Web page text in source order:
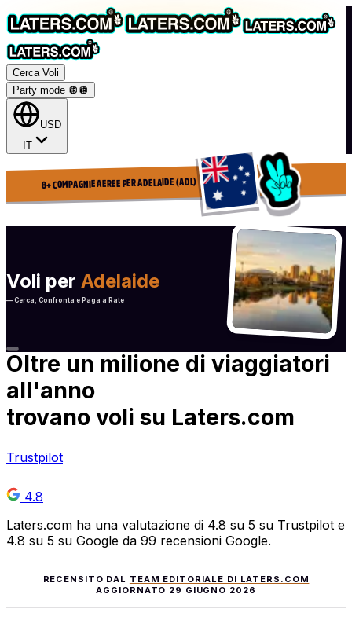
Cerca Voli
Party mode 🪩 🪩
USD
IT
8+ COMPAGNIE AEREE PER ADELAIDE (ADL)
Voli per Adelaide
— Cerca, Confronta e Paga a Rate
Oltre un milione di viaggiatori
all'anno
trovano voli su Laters.com
Trustpilot
4.8
Laters.com ha una valutazione di 4.8 su 5 su Trustpilot e
4.8 su 5 su Google da 99 recensioni Google.
RECENSITO DAL TEAM EDITORIALE DI LATERS.COM
AGGIORNATO 29 GIUGNO 2026